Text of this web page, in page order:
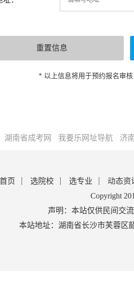
* 以上信息将用于预约报名审
湖南省成考网 我要乐网址导航 济
首页 选院校 选专业
动态资
Copyright
声明：本站仅供民间交
本站地址：湖南省长沙市芙蓉区